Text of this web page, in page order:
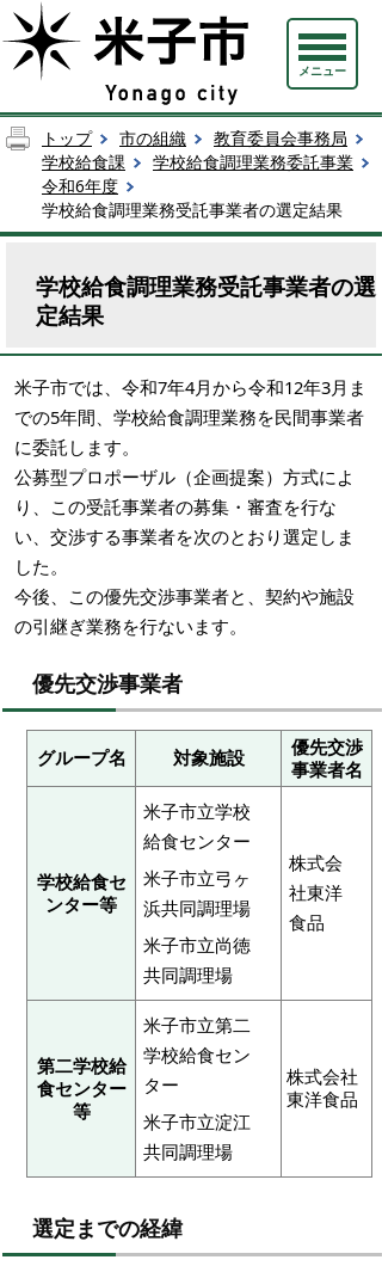
メニュー
トップ 市の組織
教育委員会事務局
学校給食課
学校給食調理業務委託事業
令和6年度
学校給食調理業務受託事業者の選定結果
学校給食調理業務受託事業者の選
定結果
米子市では、令和7年4月から令和12年3月ま
での5年間、学校給食調理業務を民間事業者
に委託します。
公募型プロポーザル（企画提案）方式によ
り、この受託事業者の募集・審査を行な
い、交渉する事業者を次のとおり選定しま
した。
今後、この優先交渉事業者と、契約や施設
の引継ぎ業務を行ないます。
優先交渉事業者
グループ名 対象施設
優先交渉
事業者名
学校給食セ
ンター等
米子市立学校
給食センター
米子市立弓ヶ
浜共同調理場
米子市立尚徳
共同調理場
株式会
社東洋
食品
第二学校給
食センター
等
米子市立第二
学校給食セン
ター
米子市立淀江
共同調理場
株式会社
東洋食品
選定までの経緯